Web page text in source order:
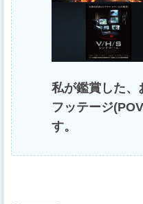
私が鑑賞した、
フッテージ
す。